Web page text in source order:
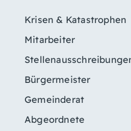
Krisen & Katastrophen
Mitarbeiter
Bürgermeister
Gemeinderat
Abgeordnete